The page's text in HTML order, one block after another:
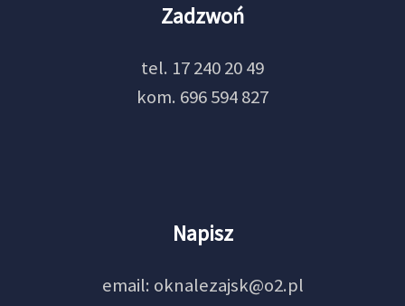
Zadzwoń
tel. 17 240 20 49
kom. 696 594 827
Napisz
email: oknalezajsk@o2.pl